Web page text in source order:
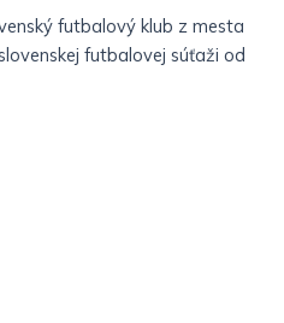
futbalový klub z mesta
futbalovej súťaži od